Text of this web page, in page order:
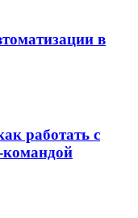
в
работать с
командой